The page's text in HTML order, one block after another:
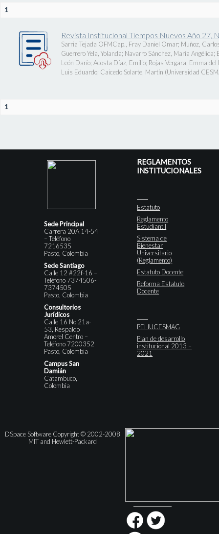
1
Revista Institucional Tiempos Nuevos Año 27,
Sarria Tejada OFMCap., Fray Daniel Omar; Muñoz,
Guerrero Yela, Yolanda; Navarro Sánchez, María Angélica;
León Darío; Acosta Díaz, Emilio; Rojas Vergara, Emma del
Luis Eduardo; Caicedo Solarte, Martín (Universidad
1
Sede Principal
Carrera 20A 14-54
– Teléfono
7216535
Pasto, Colombia
Sede Santiago
Calle 12 #22f-16 –
Teléfono 7374506-
7374505
Pasto, Colombia
Consultorios
Jurídicos
Calle 16 No 21a-
53, Respaldo
Amorel Centro –
Teléfono 7200352
Pasto, Colombia
Campus San
Damián
Catambuco,
Colombia
REGLAMENTOS
INSTITUCIONALES
Estatuto
Reglamento
Estudiantil
Sistema de
Bienestar
Universitario
(Reglamento)
Estatuto Docente
Reforma Estatuto
Docente
PEI-IUCESMAG
Plan de desarrollo
institucional 2013 –
2021
DSpace Software Copyright © 2002-2008
MIT and Hewlett-Packard